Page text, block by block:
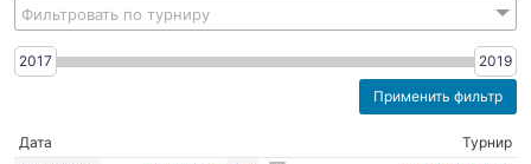
Фильтровать по турниру
2017 2019
Дата
Турнир